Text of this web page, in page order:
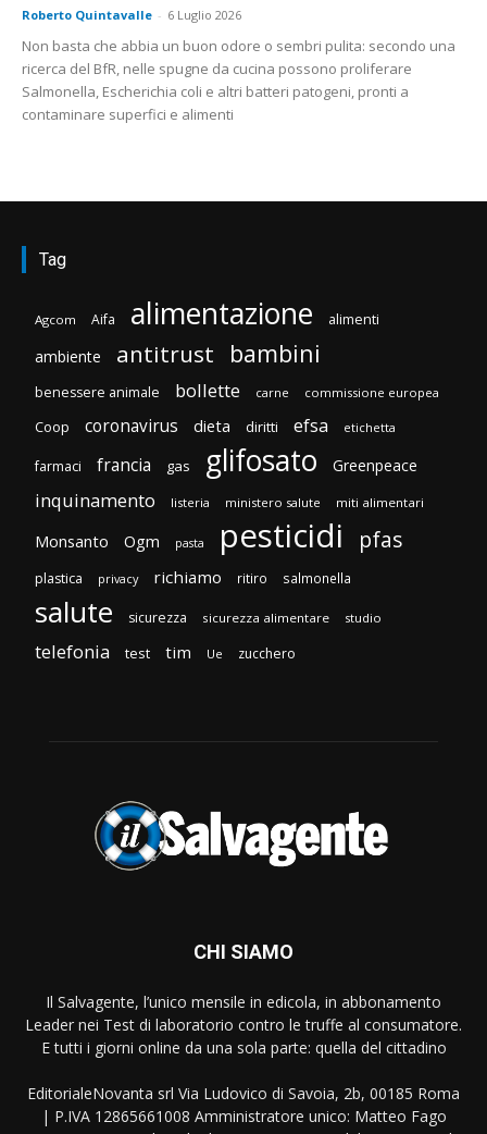
Roberto Quintavalle - 6 Luglio 2026
Non basta che abbia un buon odore o sembri pulita: secondo una
ricerca del BfR, nelle spugne da cucina possono proliferare
Salmonella, Escherichia coli e altri batteri patogeni, pronti a
contaminare superfici e alimenti
Tag
Agcom Aifa alimentazione alimenti
ambiente antitrust bambini
benessere animale bollette carne commissione europea
Coop coronavirus dieta diritti efsa etichetta
farmaci francia gas glifosato Greenpeace
inquinamento listeria ministero salute miti alimentari
Monsanto Ogm pasta pesticidi pfas
plastica privacy richiamo ritiro salmonella
salute sicurezza sicurezza alimentare studio
telefonia test tim Ue zucchero
CHI SIAMO
Il Salvagente, l’unico mensile in edicola, in abbonamento
Leader nei Test di laboratorio contro le truffe al consumatore.
E tutti i giorni online da una sola parte: quella del cittadino
EditorialeNovanta srl Via Ludovico di Savoia, 2b, 00185 Roma
| P.IVA 12865661008 Amministratore unico: Matteo Fago